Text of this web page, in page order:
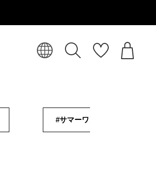
#サマーワンピ